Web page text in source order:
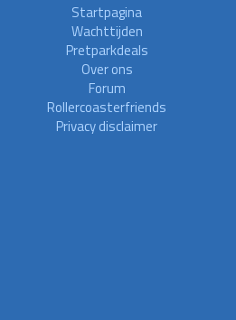
Startpagina
Wachttijden
Pretparkdeals
Over ons
Forum
Rollercoasterfriends
Privacy disclaimer